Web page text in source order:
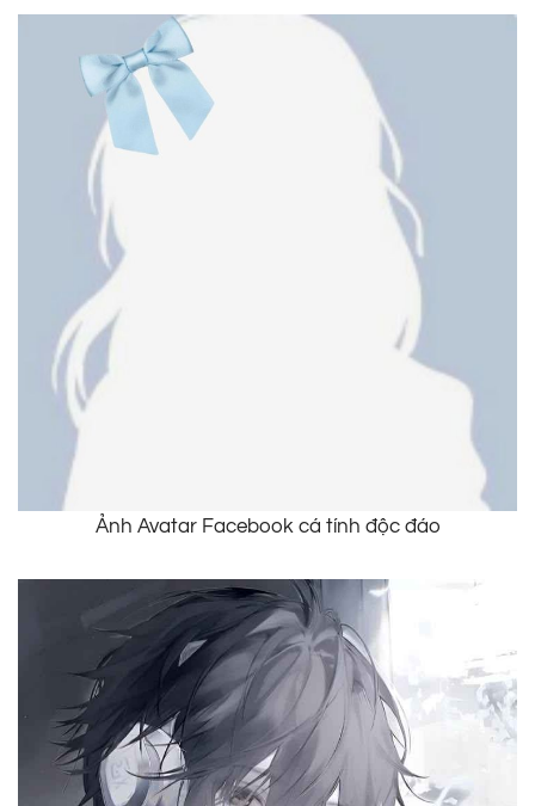
Ảnh Avatar Facebook cá tính độc đáo